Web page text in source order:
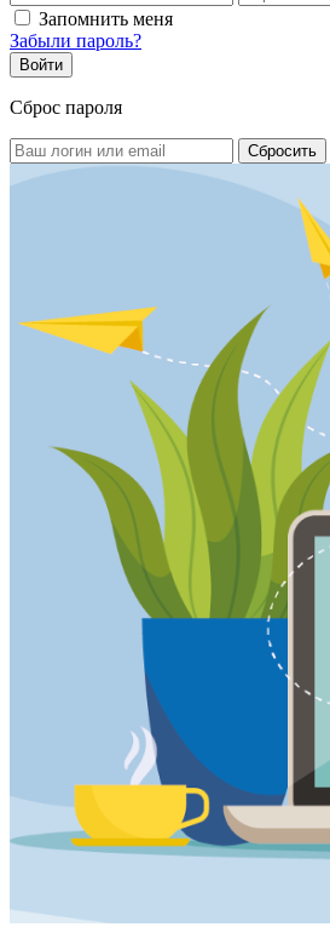
Запомнить меня
Забыли пароль?
Сброс пароля